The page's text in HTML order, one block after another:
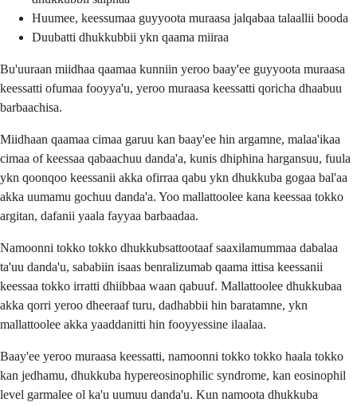
Huumee, keessumaa guyyoota muraasa jalqabaa talaallii booda
Duubatti dhukkubbii ykn qaama miiraa
Bu'uuraan miidhaa qaamaa kunniin yeroo baay'ee guyyoota muraasa
keessatti ofumaa fooyya'u, yeroo muraasa keessatti qoricha dhaabuu
barbaachisa.
Miidhaan qaamaa cimaa garuu kan baay'ee hin argamne, malaa'ikaa
cimaa of keessaa qabaachuu danda'a, kunis dhiphina hargansuu, fuula
ykn qoonqoo keessanii akka ofirraa qabu ykn dhukkuba gogaa bal'aa
akka uumamu gochuu danda'a. Yoo mallattoolee kana keessaa tokko
argitan, dafanii yaala fayyaa barbaadaa.
Namoonni tokko tokko dhukkubsattootaaf saaxilamummaa dabalaa
ta'uu danda'u, sababiin isaas benralizumab qaama ittisa keessanii
keessaa tokko irratti dhiibbaa waan qabuuf. Mallattoolee dhukkubaa
akka qorri yeroo dheeraaf turu, dadhabbii hin baratamne, ykn
mallattoolee akka yaaddanitti hin fooyyessine ilaalaa.
Baay'ee yeroo muraasa keessatti, namoonni tokko tokko haala tokko
kan jedhamu, dhukkuba hypereosinophilic syndrome, kan eosinophil
level garmalee ol ka'u uumuu danda'u. Kun namoota dhukkuba